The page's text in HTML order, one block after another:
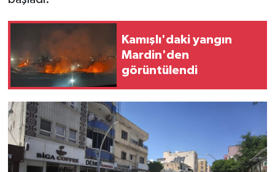
Kamışlı'daki yangın
Mardin'den
görüntülendi